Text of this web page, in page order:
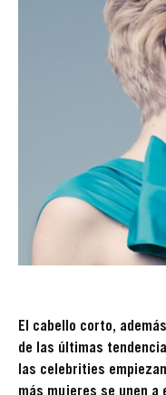
El cabello corto,
de las últimas
las celebrities
más mujeres se unen a